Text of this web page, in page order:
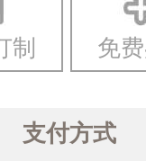
制 免
支付方式